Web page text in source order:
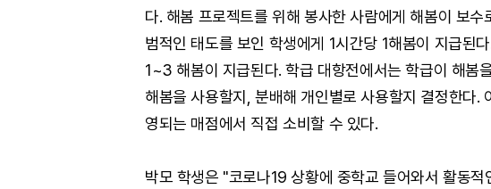
다. 해봄 프로젝트를 위해 봉사한 사람에게 해봄이 보
범적인 태도를 보인 학생에게 1시간당 1해봄이 지급된
1~3 해봄이 지급된다. 학급 대항전에서는 학급이 해봄
해봄을 사용할지, 분배해 개인별로 사용할지 결정한다.
영되는 매점에서 직접 소비할 수 있다.
박모 학생은 "코로나19 상황에 중학교 들어와서 활동